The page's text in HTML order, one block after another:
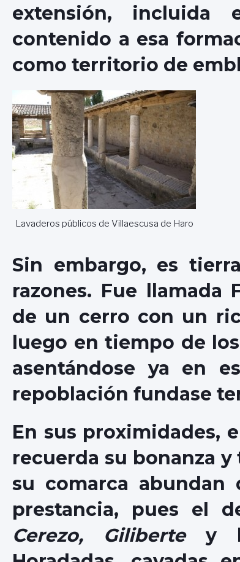
extensión, incluida
contenido a esa
como territorio de
Lavaderos públicos de Villaescusa de Haro
Sin embargo, es
razones. Fue llamada
de un cerro con un
luego en tiempo de
asentándose ya en
repoblación fundase
En sus proximidades,
recuerda su bonanza
su comarca abundan
prestancia, pues el
Cerezo, Gilibertey